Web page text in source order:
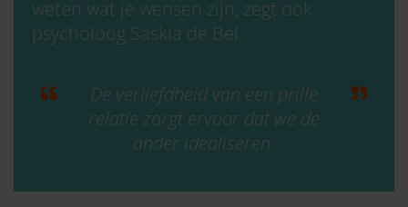
weten wat je wensen zijn, zegt ook
psycholoog Saskia de Bel.
De verliefdheid van een prille
relatie zorgt ervoor dat we de
ander idealiseren.